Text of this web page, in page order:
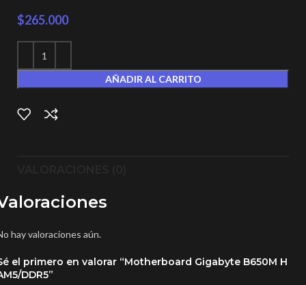
$265.000
AÑADIR AL CARRITO
hay valoraciones aún.
el primero en valorar “Motherboard Gigabyte B650M H
DDR5”